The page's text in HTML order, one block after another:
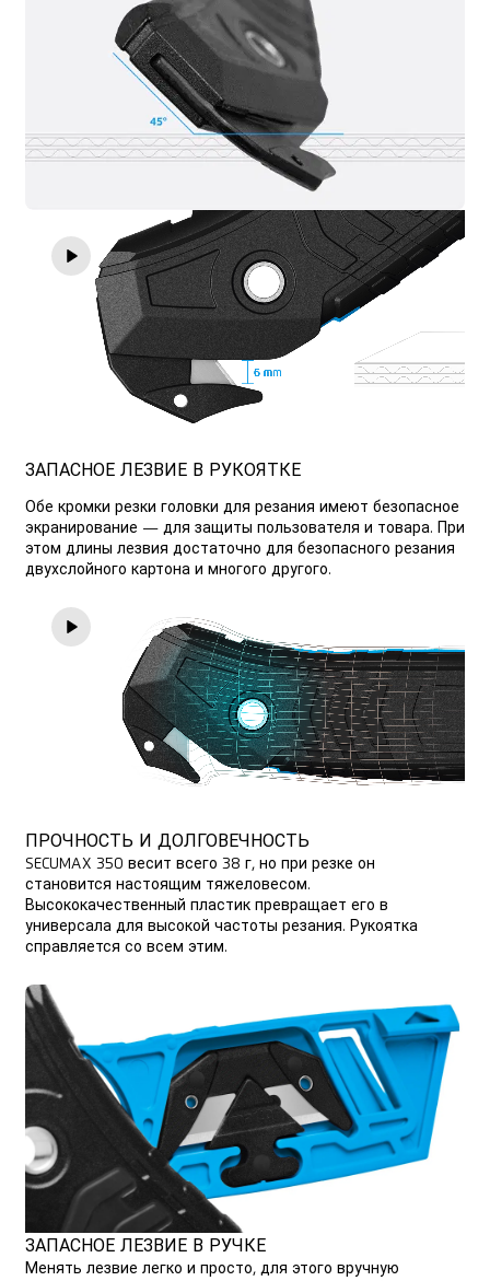
ЗАПАСНОЕ ЛЕЗВИЕ В РУКОЯТКЕ
Обе кромки резки головки для резания имеют безопасное
экранирование — для защиты пользователя и товара. При
этом длины лезвия достаточно для безопасного резания
двухслойного картона и многого другого.
ПРОЧНОСТЬ И ДОЛГОВЕЧНОСТЬ
SECUMAX 350 весит всего 38 г, но при резке он
становится настоящим тяжеловесом.
Высококачественный пластик превращает его в
универсала для высокой частоты резания. Рукоятка
справляется со всем этим.
ЗАПАСНОЕ ЛЕЗВИЕ В РУЧКЕ
Менять лезвие легко и просто, для этого вручную